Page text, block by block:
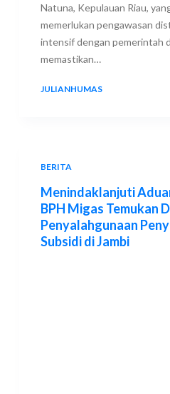
Natuna, Kepulauan Riau,
memerlukan pengawasan
intensif dengan pemerintah
memastikan…
JULIANHUMAS
BERITA
Menindaklanjuti
BPH Migas Temukan
Penyalahgunaan
Subsidi di Jambi